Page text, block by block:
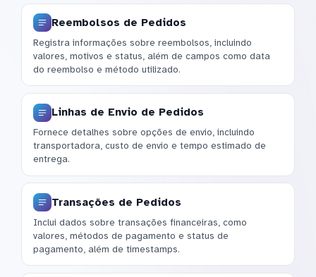
Reembolsos de Pedidos
Registra informações sobre reembolsos, incluindo
valores, motivos e status, além de campos como data
do reembolso e método utilizado.
Linhas de Envio de Pedidos
Fornece detalhes sobre opções de envio, incluindo
transportadora, custo de envio e tempo estimado de
entrega.
Transações de Pedidos
Inclui dados sobre transações financeiras, como
valores, métodos de pagamento e status de
pagamento, além de timestamps.